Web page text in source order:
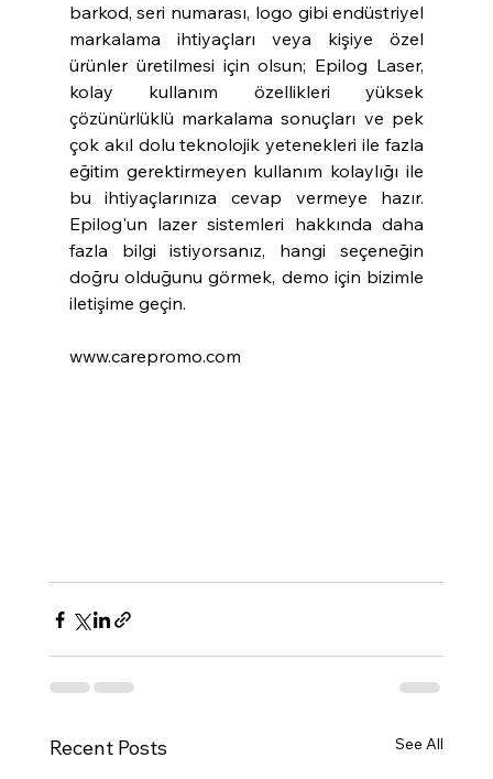
barkod, seri numarası, logo gibi endüstriyel
markalama ihtiyaçları veya kişiye özel
ürünler üretilmesi için olsun; Epilog Laser,
kolay kullanım özellikleri yüksek
çözünürlüklü markalama sonuçları ve pek
çok akıl dolu teknolojik yetenekleri ile fazla
eğitim gerektirmeyen kullanım kolaylığı ile
bu ihtiyaçlarınıza cevap vermeye hazır.
Epilog'un lazer sistemleri hakkında daha
fazla bilgi istiyorsanız, hangi seçeneğin
doğru olduğunu görmek, demo için bizimle
iletişime geçin.
www.carepromo.com
Recent Posts See All